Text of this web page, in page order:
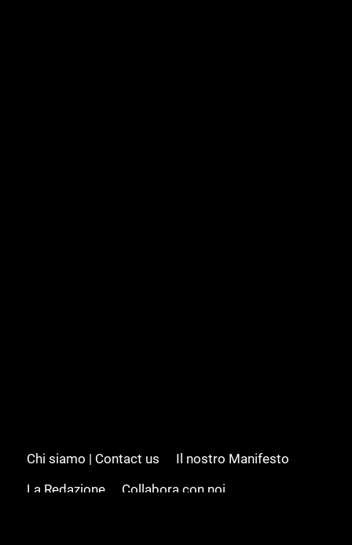
Chi siamo | Contact us
Il nostro Manifesto
La Redazione
Collabora con noi